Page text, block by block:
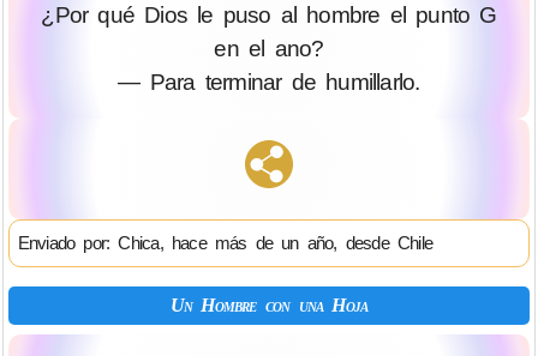
¿Por qué Dios le puso al hombre el punto G
en el ano?
— Para terminar de humillarlo.
Enviado por: Chica, hace más de un año, desde Chile
Un Hombre con una Hoja